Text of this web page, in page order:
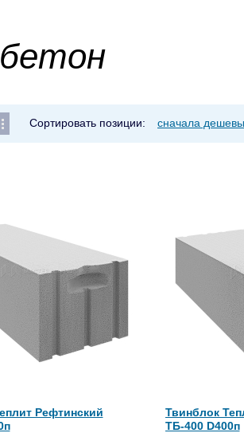
Сортировать позиции: сначала
Рефтинский
Твинблок
ТБ-400 D400п